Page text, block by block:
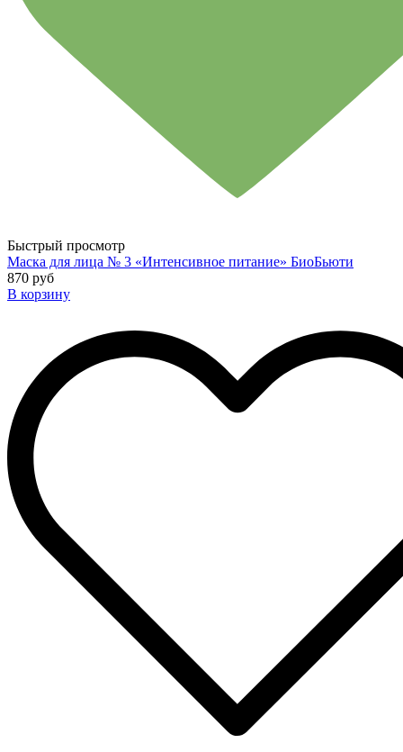
Быстрый просмотр
Маска для лица № 3 «Интенсивное питание» БиоБьюти
870 руб
В корзину